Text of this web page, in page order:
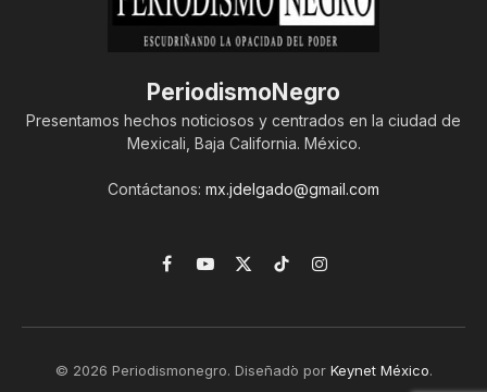
PeriodismoNegro
Presentamos hechos noticiosos y centrados en la ciudad de
Mexicali, Baja California. México.
Contáctanos: mx.jdelgado@gmail.com
Facebook
YouTube
X
TikTokInstagram
© 2026 Periodismonegro. Diseñado por Keynet México.